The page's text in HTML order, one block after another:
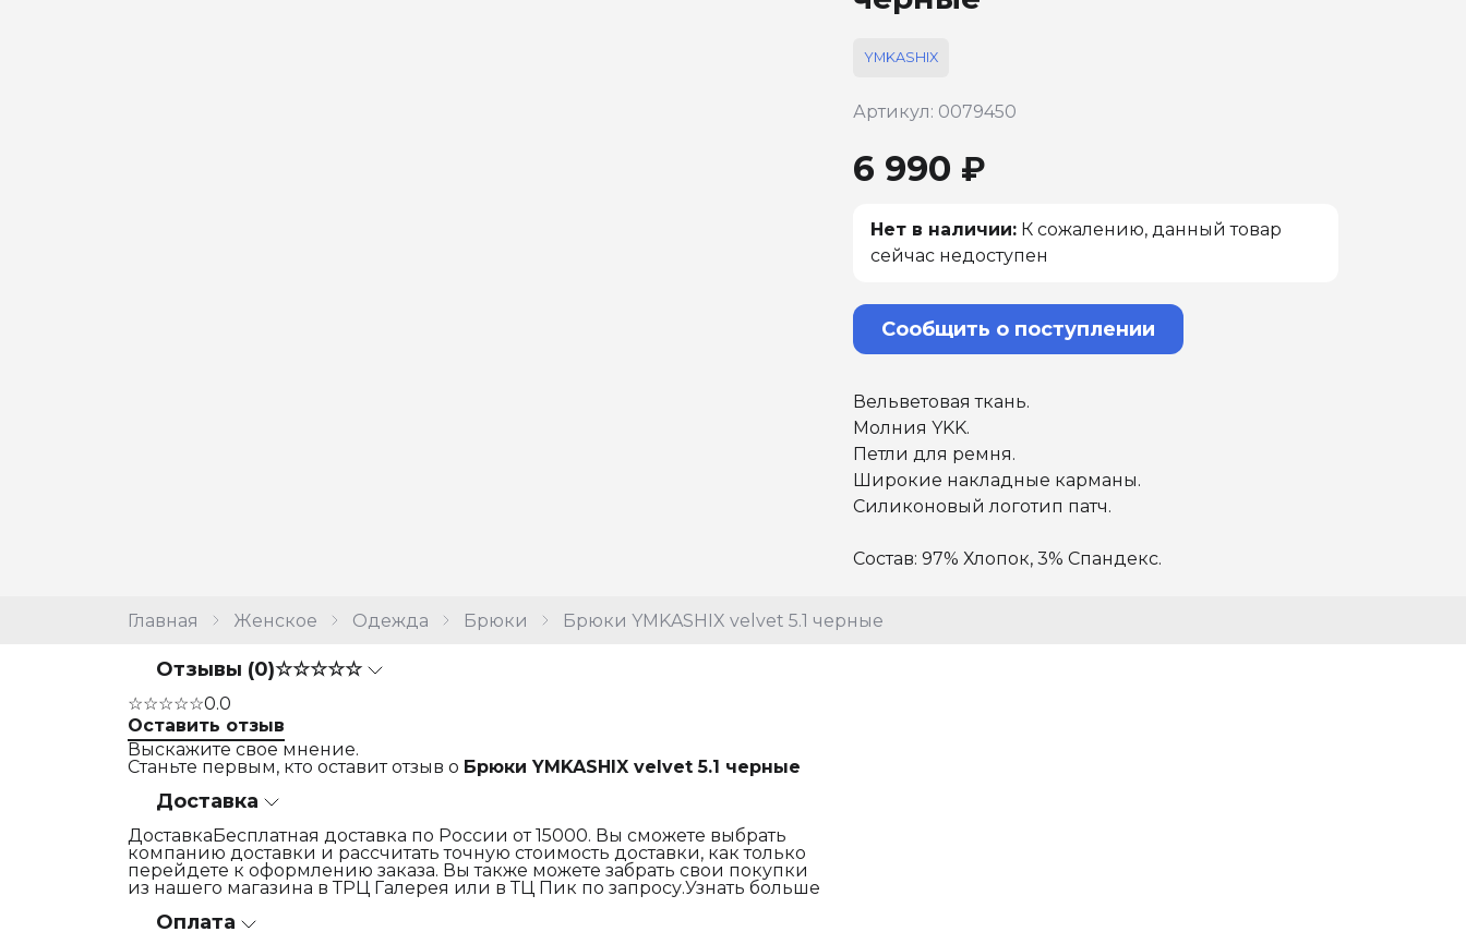
Главная Женское Одежда Брюки Брюки YMKASHIX velvet 5.1 черные
YMKASHIX
Артикул: 0079450
6 990 ₽
Нет в наличии: К сожалению, данный товар
сейчас недоступен
Сообщить о поступлении
Вельветовая ткань.
Молния YKK.
Петли для ремня.
Широкие накладные карманы.
Силиконовый логотип патч.
Состав: 97% Хлопок, 3% Спандекс.
Отзывы (0)☆☆☆☆☆
☆☆☆☆☆0.0
Оставить отзыв
Выскажите свое мнение.
Станьте первым, кто оставит отзыв о Брюки YMKASHIX velvet 5.1 черные
Доставка
ДоставкаБесплатная доставка по России от 15000. Вы сможете выбрать
компанию доставки и рассчитать точную стоимость доставки, как только
перейдете к оформлению заказа. Вы также можете забрать свои покупки
из нашего магазина в ТРЦ Галерея или в ТЦ Пик по запросу.Узнать больше
Оплата